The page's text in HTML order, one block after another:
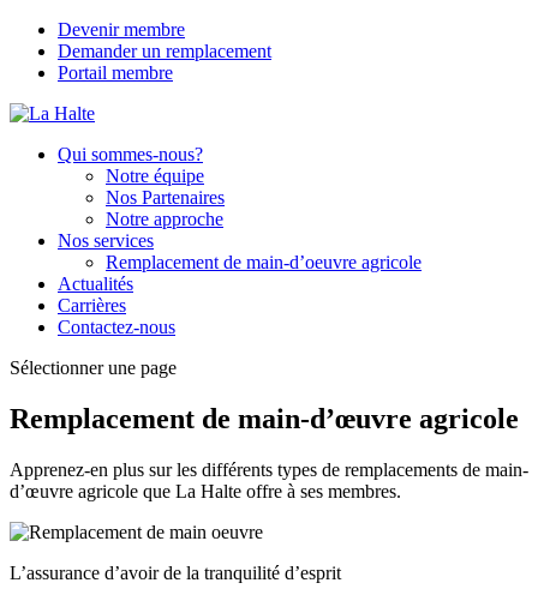
Devenir membre
Demander un remplacement
Portail membre
Qui sommes-nous?
Notre équipe
Nos Partenaires
Notre approche
Nos services
Remplacement de main-d’oeuvre agricole
Actualités
Carrières
Contactez-nous
Sélectionner une page
Remplacement de main-d’œuvre agricole
Apprenez-en plus sur les différents types de remplacements de main-
d’œuvre agricole que La Halte offre à ses membres.
L’assurance d’avoir de la tranquilité d’esprit